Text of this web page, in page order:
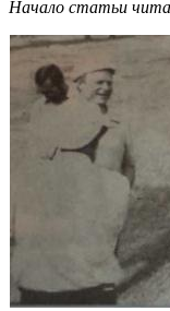
Начало статьи